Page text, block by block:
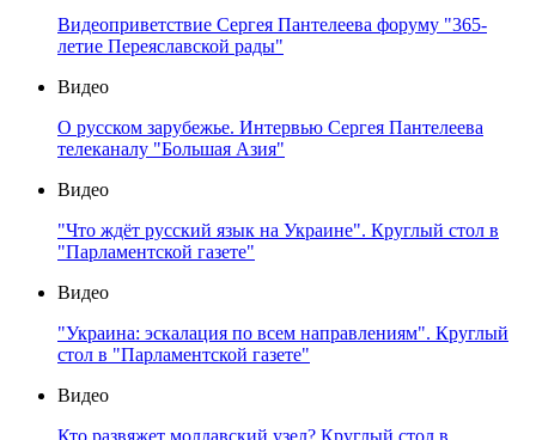
Видеоприветствие Сергея Пантелеева форуму "365-
летие Переяславской рады"
Видео
О русском зарубежье. Интервью Сергея Пантелеева
телеканалу "Большая Азия"
Видео
"Что ждёт русский язык на Украине". Круглый стол в
"Парламентской газете"
Видео
"Украина: эскалация по всем направлениям". Круглый
стол в "Парламентской газете"
Видео